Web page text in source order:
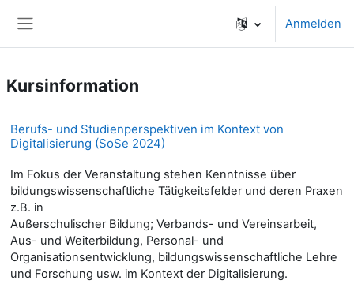
Anmelden
Kursinformation
Berufs- und Studienperspektiven im Kontext von
Digitalisierung (SoSe 2024)
Im Fokus der Veranstaltung stehen Kenntnisse über
bildungswissenschaftliche Tätigkeitsfelder und deren Praxen
z.B. in
Außerschulischer Bildung; Verbands- und Vereinsarbeit,
Aus- und Weiterbildung, Personal- und
Organisationsentwicklung, bildungswissenschaftliche Lehre
und Forschung usw. im Kontext der Digitalisierung.